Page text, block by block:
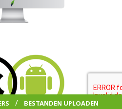
/ BESTANDEN UPLOADEN